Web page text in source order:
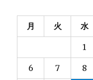
月 火 水
1
6 7 8